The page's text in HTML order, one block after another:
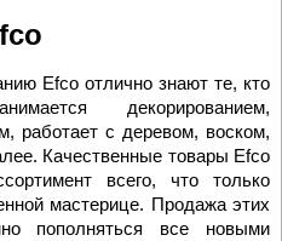
Efco отлично знают те, кто
декорированием,
работает с деревом, воском,
Качественные товары Efco
всего, что только
мастерице. Продажа этих
пополняться все новыми